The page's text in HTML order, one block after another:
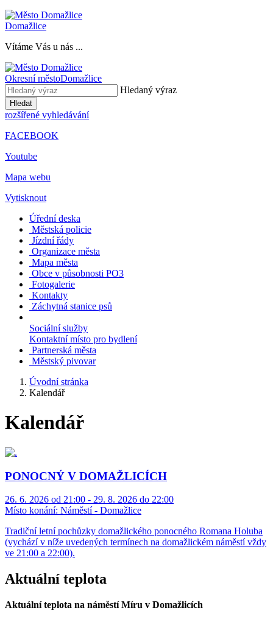
Domažlice
Vítáme Vás u nás ...
Okresní městoDomažlice
Hledaný výraz
Hledat
rozšířené vyhledávání
FACEBOOK
Youtube
Mapa webu
Vytisknout
Úřední deska
Městská policie
Jízdní řády
Organizace města
Mapa města
Obce v působnosti PO3
Fotogalerie
Kontakty
Záchytná stanice psů
Sociální služby
Kontaktní místo pro bydlení
Partnerská města
Městský pivovar
Úvodní stránka
Kalendář
Kalendář
PONOCNÝ V DOMAŽLICÍCH
26. 6. 2026 od 21:00 - 29. 8. 2026 do 22:00
Místo konání: Náměstí - Domažlice
Tradiční letní pochůzky domažlického ponocného Romana Holuba
(vychází v níže uvedených termínech na domažlickém náměstí vždy
ve 21:00 a 22:00).
Aktuální teplota
Aktuální teplota na náměstí Míru v Domažlicích